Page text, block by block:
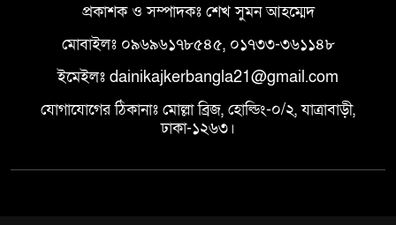
প্রকাশক ও সম্পাদকঃ শেখ সুমন আহম্মেদ
মোবাইলঃ ০৯৬৯৬১৭৮৫৪৫, ০১৭৩৩-৩৬১১৪৮
ইমেইলঃ dainikajkerbangla21@gmail.com
যোগাযোগের ঠিকানাঃ মোল্লা ব্রিজ, হোল্ডিং-০/২, যাত্রাবাড়ী,
ঢাকা-১২৬৩।